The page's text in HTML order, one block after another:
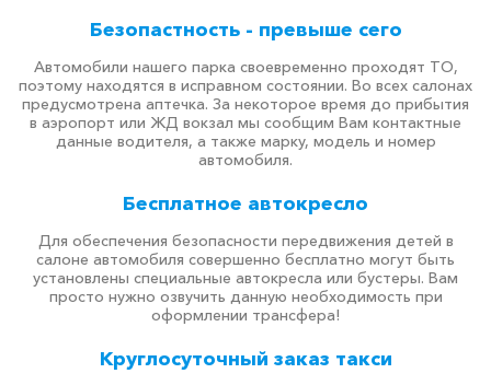
Безопастность - превыше сего
Автомобили нашего парка своевременно проходят ТО,
поэтому находятся в исправном состоянии. Во всех салонах
предусмотрена аптечка. За некоторое время до прибытия
в аэропорт или ЖД вокзал мы сообщим Вам контактные
данные водителя, а также марку, модель и номер
автомобиля.
Бесплатное автокресло
Для обеспечения безопасности передвижения детей в
салоне автомобиля совершенно бесплатно могут быть
установлены специальные автокресла или бустеры. Вам
просто нужно озвучить данную необходимость при
оформлении трансфера!
Круглосуточный заказ такси